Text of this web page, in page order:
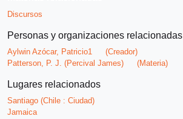
Discursos
Personas y organizaciones relacionadas
Aylwin Azócar, Patricio1
(Creador)
Patterson, P. J. (Percival James)
(Materia)
Lugares relacionados
Santiago (Chile : Ciudad)
Jamaica